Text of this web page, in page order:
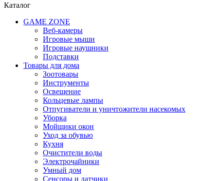
Каталог
GAME ZONE
Веб-камеры
Игровые мыши
Игровые наушники
Подставки
Товары для дома
Зоотовары
Инструменты
Освещение
Кольцевые лампы
Отпугиватели и уничтожители насекомых
Уборка
Мойщики окон
Уход за обувью
Кухня
Очистители воды
Электрочайники
Умный дом
Сенсоры и датчики